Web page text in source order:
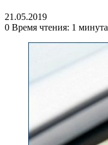
21.05.2019
0 Время чтения: 1 минута